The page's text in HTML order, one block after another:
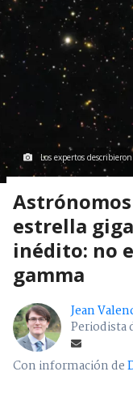
Los expertos
estrella
inédito: no
gamma
Jean
Periodista
Con información de